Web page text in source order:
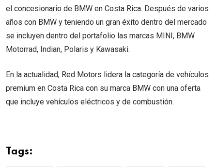
el concesionario de BMW en Costa Rica. Después de varios
años con BMW y teniendo un gran éxito dentro del mercado
se incluyen dentro del portafolio las marcas MINI, BMW
Motorrad, Indian, Polaris y Kawasaki.
En la actualidad, Red Motors lidera la categoría de vehículos
premium en Costa Rica con su marca BMW con una oferta
que incluye vehículos eléctricos y de combustión.
Tags: